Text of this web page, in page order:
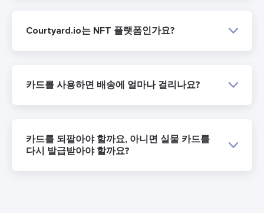
Courtyard.io는 NFT 플랫폼인가요?
카드를 사용하면 배송에 얼마나 걸리나요?
카드를 되팔아야 할까요, 아니면 실물 카드를
다시 발급받아야 할까요?